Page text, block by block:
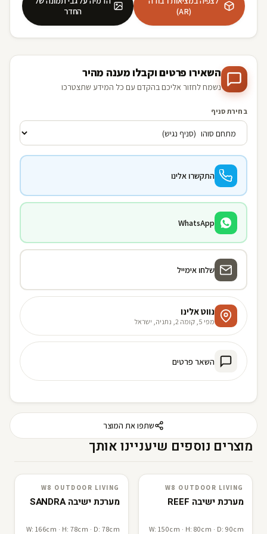
(AR)
החדר
השאירו פרטים וקבלו מענה מהיר
נשמח לחזור אליכם בהקדם עם כל המידע שתצטרכו
בחירת סניף
התקשרו אלינו
WhatsApp
שלחו אימייל
נווט אלינו
מפי 5, קומה 2, נתניה, ישראל
השאר פרטים
שתפו את המוצר
מוצרים נוספים שיעניינו אותך
3D · AR
W8 outdoor living
W8 OUTDOOR LIVING
מערכת ישיבה REEF
W: 150cm · H: 80cm · D: 90cm
3D · AR
W8 outdoor living
W8 OUTDOOR LIVING
מערכת ישיבה SANDRA
W: 166cm · H: 78cm · D: 78cm